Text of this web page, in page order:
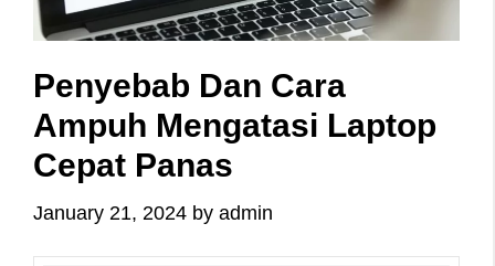
Penyebab Dan Cara
Ampuh Mengatasi Laptop
Cepat Panas
January 21, 2024 by admin